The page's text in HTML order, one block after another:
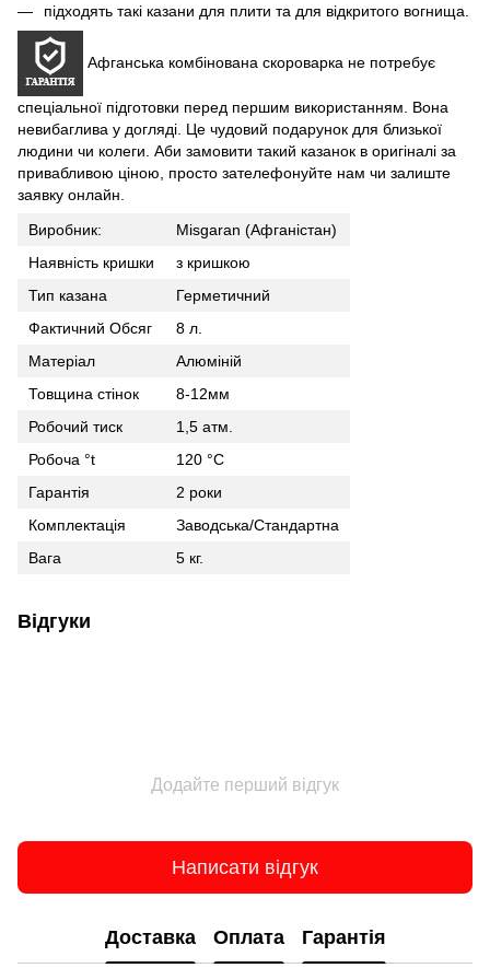
підходять такі казани для плити та для відкритого вогнища.
Афганська комбінована скороварка не потребує
спеціальної підготовки перед першим використанням. Вона
невибаглива у догляді. Це чудовий подарунок для близької
людини чи колеги. Аби замовити такий казанок в оригіналі за
привабливою ціною, просто зателефонуйте нам чи залиште
заявку онлайн.
Виробник:
Misgaran (Афганістан)
Наявність кришки
з кришкою
Тип казана
Герметичний
Фактичний Обсяг
8 л.
Матеріал
Алюміній
Товщина стінок
8-12мм
Робочий тиск
1,5 атм.
Робоча °t
120 °C
Гарантія
2 роки
Комплектація
Заводська/Стандартна
Вага
5 кг.
Відгуки
Додайте перший відгук
Написати відгук
Доставка Оплата Гарантія